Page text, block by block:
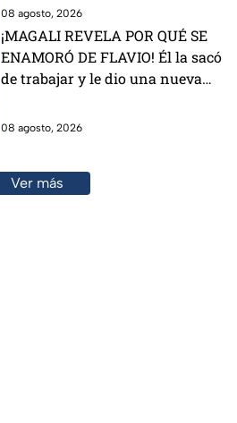
08 agosto, 2026
¡MAGALI REVELA POR QUÉ SE
ENAMORÓ DE FLAVIO! Él la sacó
de trabajar y le dio una nueva
08 agosto, 2026
Ver más